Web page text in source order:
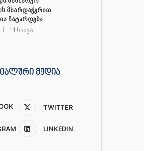
მხარდაჭერით
ჩატარდება
14 ნახვა
ᲛᲔᲓᲘᲐ
TWITTER
LINKEDIN